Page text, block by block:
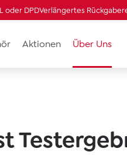
oder DPDVerlängertes
Aktionen Über Uns